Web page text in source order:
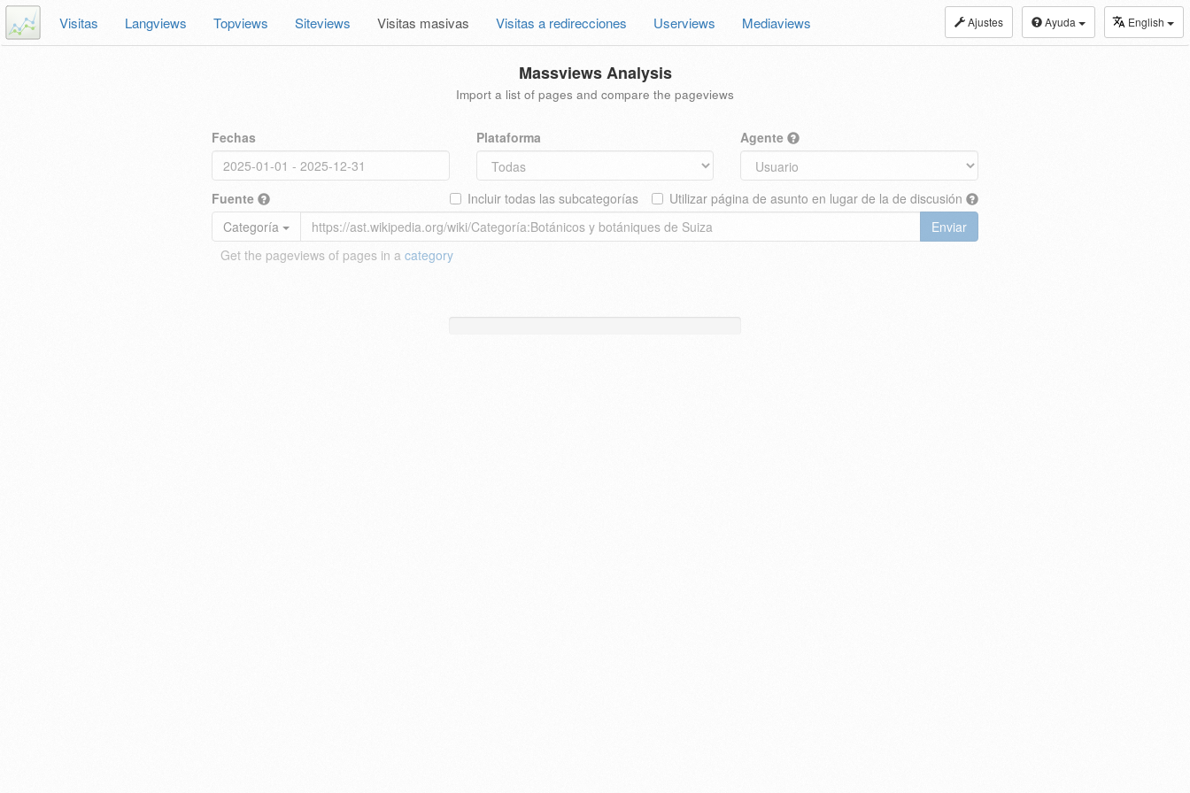
Ajustes Ayuda English
Visitas Langviews Topviews Siteviews Visitas masivas Visitas a redirecciones Userviews Mediaviews
Massviews Analysis
Import a list of pages and compare the pageviews
Fechas Plataforma Agente
Fuente Utilizar página de asunto en lugar de la de discusión
Incluir todas las subcategorías
Categoría
Enviar
Get the pageviews of pages in a category